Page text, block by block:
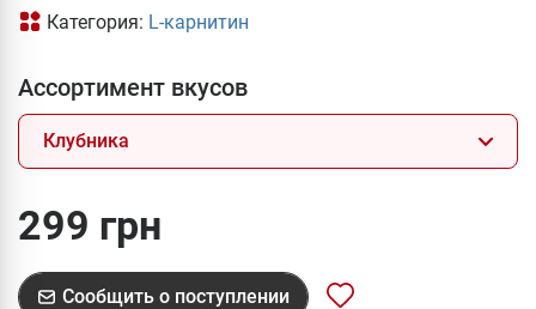
Категория: L-карнитин
Ассортимент вкусов
Клубника
299 грн
Сообщить о поступлении